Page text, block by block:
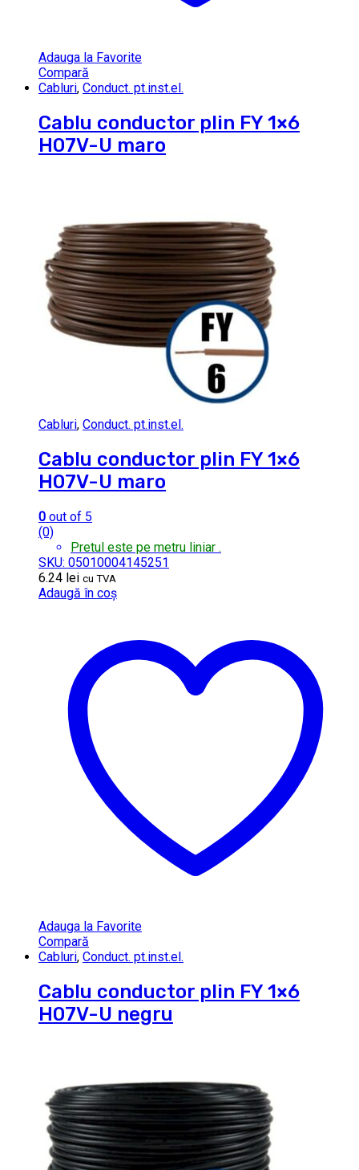
Adauga la Favorite
Compară
Cabluri, Conduct. pt.inst.el.
Cablu conductor plin FY 1×6
H07V-U maro
Cabluri, Conduct. pt.inst.el.
Cablu conductor plin FY 1×6
H07V-U maro
0 out of 5
(0)
Pretul este pe metru liniar .
SKU: 05010004145251
6.24 lei cu TVA
Adaugă în coș
Adauga la Favorite
Compară
Cabluri, Conduct. pt.inst.el.
Cablu conductor plin FY 1×6
H07V-U negru